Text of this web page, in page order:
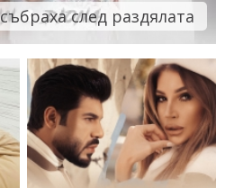
след раздялата